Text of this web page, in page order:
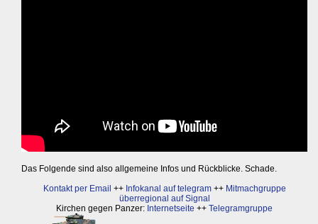
Das Folgende sind also allgemeine Infos und Rückblicke. Schade.
Kontakt per Email ++ Infokanal auf telegram++ Mitmachgruppe
überregional auf Signal
Kirchen gegen Panzer: Internetseite ++Telegramgruppe